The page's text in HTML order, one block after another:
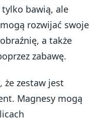
bawią, ale
rozwijać swoje
a także
zabawę.
że zestaw jest
Magnesy mogą